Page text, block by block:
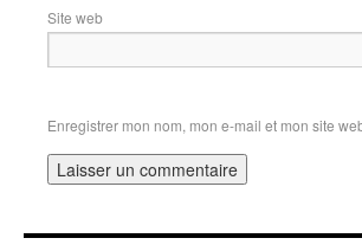
Site web
Enregistrer mon nom, mon e-mail et mon site